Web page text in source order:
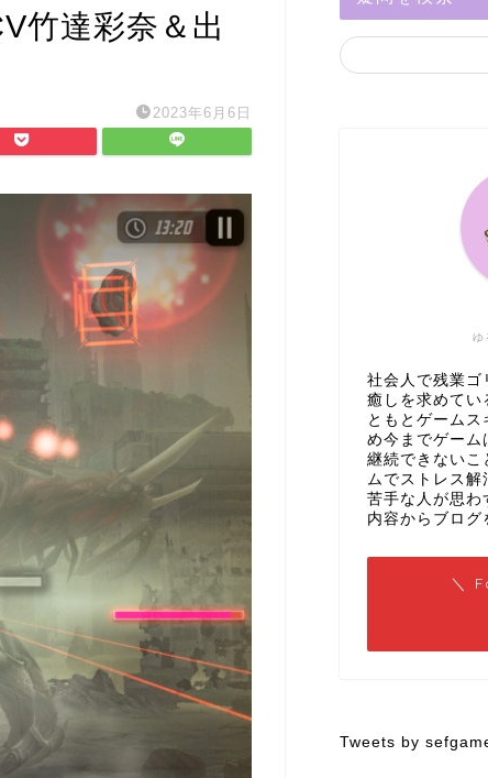
竹達彩奈＆出
2023年6月6日
ゆ
社会人で残業ゴ
癒しを求めてい
ともとゲーム
め今までゲーム
継続できないこ
ムでストレス解
苦手な人が思わ
内容からブログ
＼
Tweets by